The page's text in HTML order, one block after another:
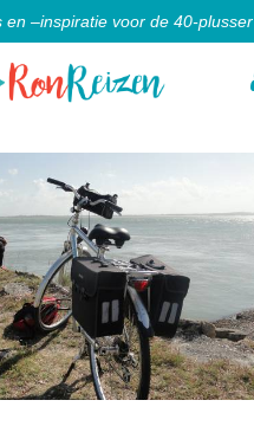
en –inspiratie voor de 40-plusser